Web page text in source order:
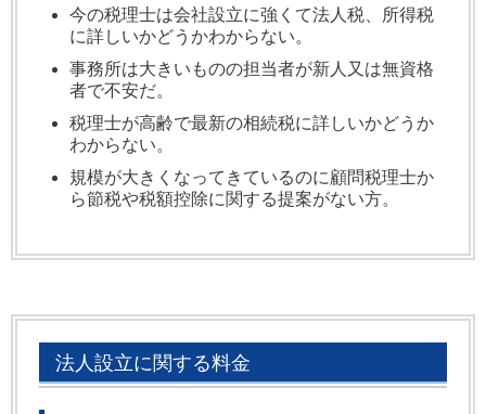
今の税理士は会社設立に強くて法人税、所得税
に詳しいかどうかわからない。
事務所は大きいものの担当者が新人又は無資格
者で不安だ。
税理士が高齢で最新の相続税に詳しいかどうか
わからない。
規模が大きくなってきているのに顧問税理士か
ら節税や税額控除に関する提案がない方。
法人設立に関する料金